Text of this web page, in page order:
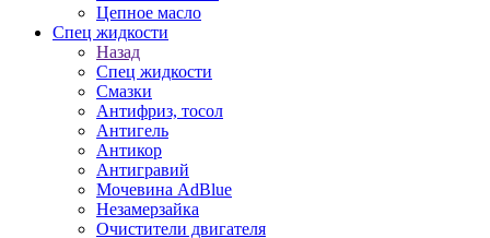
Цепное масло
Спец жидкости
Назад
Спец жидкости
Смазки
Антифриз, тосол
Антигель
Антикор
Антигравий
Мочевина AdBlue
Незамерзайка
Очистители двигателя